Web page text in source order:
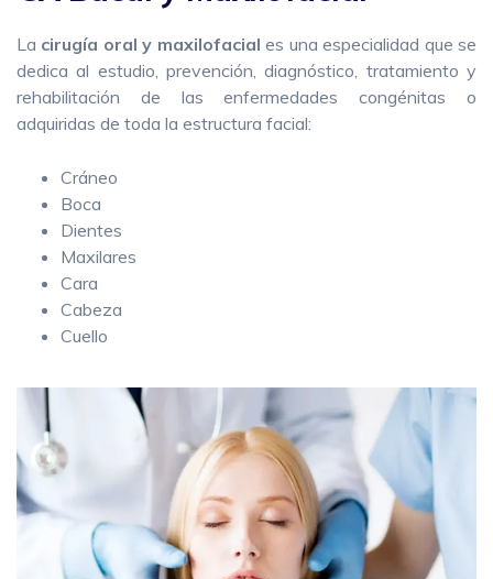
La cirugía oral y maxilofacial es una especialidad que se
dedica al estudio, prevención, diagnóstico, tratamiento y
rehabilitación de las enfermedades congénitas o
adquiridas de toda la estructura facial:
Cráneo
Boca
Dientes
Maxilares
Cara
Cabeza
Cuello